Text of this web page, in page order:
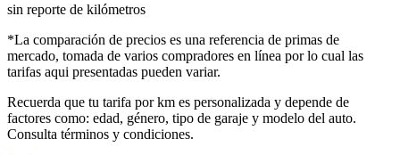
sin reporte de kilómetros
*La comparación de precios es una referencia de primas de
mercado, tomada de varios compradores en línea por lo cual las
tarifas aqui presentadas pueden variar.
Recuerda que tu tarifa por km es personalizada y depende de
factores como: edad, género, tipo de garaje y modelo del auto.
Consulta términos y condiciones.